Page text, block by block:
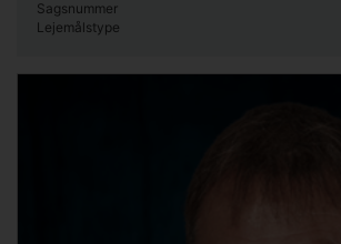
Sagsnummer
Lejemålstype